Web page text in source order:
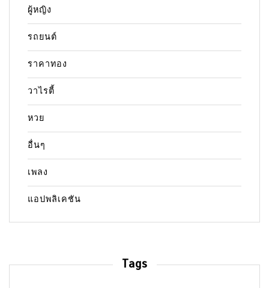
ผู้หญิง
รถยนต์
ราคาทอง
วาไรตี้
หวย
อื่นๆ
เพลง
แอปพลิเคชัน
Tags